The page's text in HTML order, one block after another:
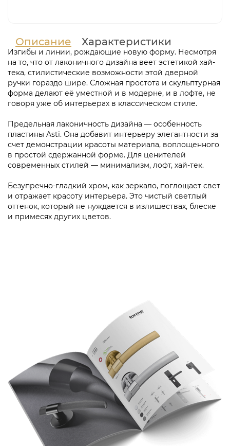
Описание Характеристики
Изгибы и линии, рождающие новую форму. Несмотря
на то, что от лаконичного дизайна веет эстетикой хай-
тека, стилистические возможности этой дверной
ручки гораздо шире. Сложная простота и скульптурная
форма делают её уместной и в модерне, и в лофте, не
говоря уже об интерьерах в классическом стиле.
Предельная лаконичность дизайна — особенность
пластины Asti. Она добавит интерьеру элегантности за
счет демонстрации красоты материала, воплощенного
в простой сдержанной форме. Для ценителей
современных стилей — минимализм, лофт, хай-тек.
Безупречно-гладкий хром, как зеркало, поглощает свет
и отражает красоту интерьера. Это чистый светлый
оттенок, который не нуждается в излишествах, блеске
и примесях других цветов.